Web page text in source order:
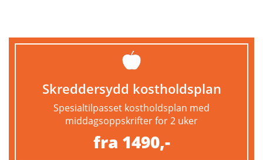
Skreddersydd kostholdsplan
Spesialtilpasset kostholdsplan med
middagsoppskrifter for 2 uker
fra 1490,-